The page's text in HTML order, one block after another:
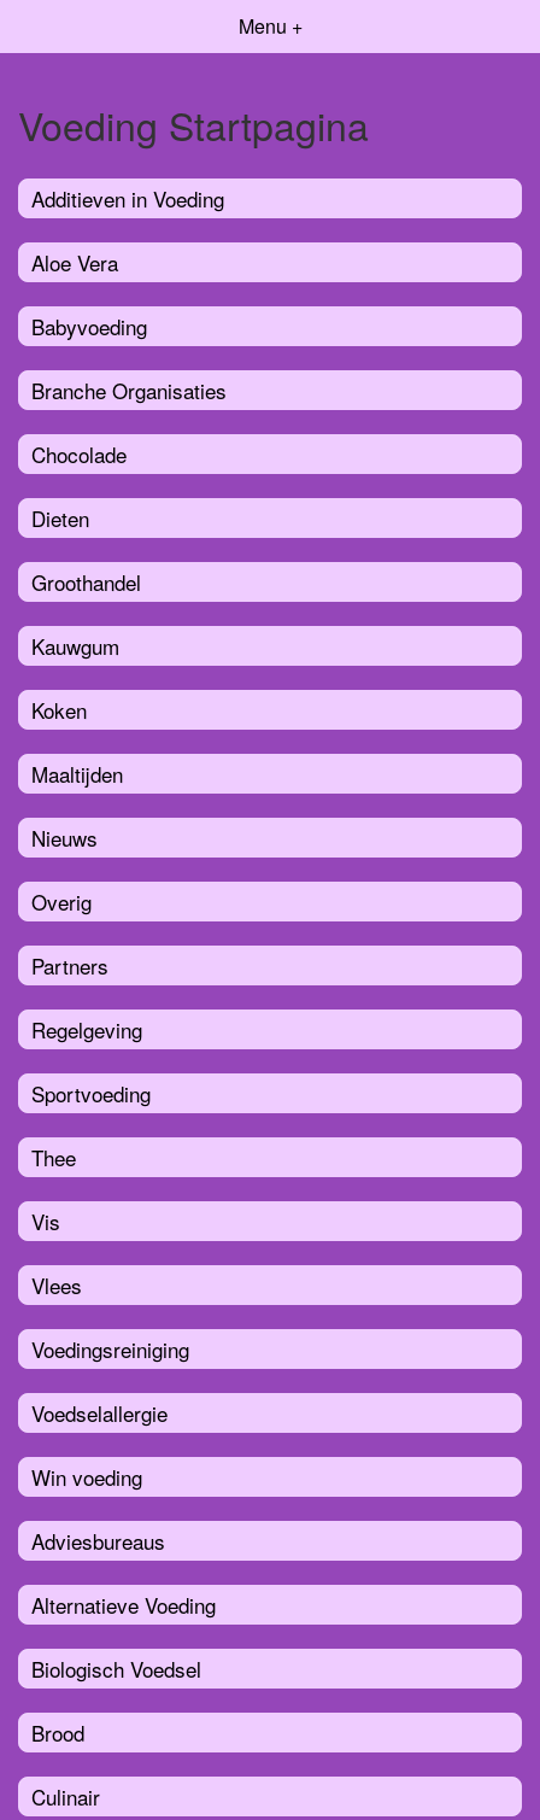
Menu +
Voeding Startpagina
Additieven in Voeding
Aloe Vera
Babyvoeding
Branche Organisaties
Chocolade
Dieten
Groothandel
Kauwgum
Koken
Maaltijden
Nieuws
Overig
Partners
Regelgeving
Sportvoeding
Thee
Vis
Vlees
Voedingsreiniging
Voedselallergie
Win voeding
Adviesbureaus
Alternatieve Voeding
Biologisch Voedsel
Brood
Culinair